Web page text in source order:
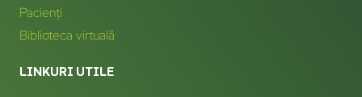
Pacienți
Biblioteca virtuală
LINKURI UTILE